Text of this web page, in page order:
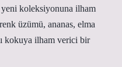
yeni koleksiyonuna ilham
üzümü, ananas, elma
kokuya ilham verici bir